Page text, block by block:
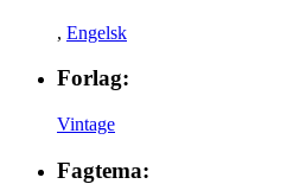
, Engelsk
Forlag:
Vintage
Fagtema: